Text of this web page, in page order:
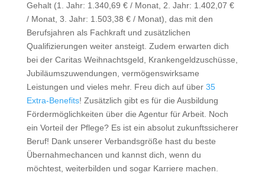
Gehalt (1. Jahr: 1.340,69 € / Monat, 2. Jahr: 1.402,07 €
/ Monat, 3. Jahr: 1.503,38 € / Monat), das mit den
Berufsjahren als Fachkraft und zusätzlichen
Qualifizierungen weiter ansteigt. Zudem erwarten dich
bei der Caritas Weihnachtsgeld, Krankengeldzuschüsse,
Jubiläumszuwendungen, vermögenswirksame
Leistungen und vieles mehr. Freu dich auf über 35
Extra-Benefits! Zusätzlich gibt es für die Ausbildung
Fördermöglichkeiten über die Agentur für Arbeit. Noch
ein Vorteil der Pflege? Es ist ein absolut zukunftssicherer
Beruf! Dank unserer Verbandsgröße hast du beste
Übernahmechancen und kannst dich, wenn du
möchtest, weiterbilden und sogar Karriere machen.